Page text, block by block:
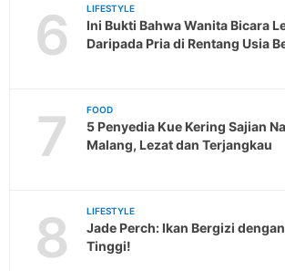
6 LIFESTYLE
Ini Bukti Bahwa Wanita Bicara
Daripada Pria di Rentang Usia
7 FOOD
5 Penyedia Kue Kering Sajian
Malang, Lezat dan Terjangkau
8 LIFESTYLE
Jade Perch: Ikan Bergizi
Tinggi!